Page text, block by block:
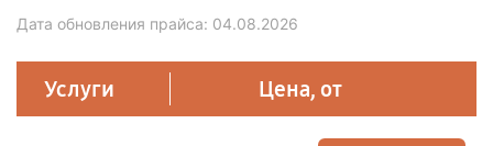
Дата обновления прайса: 04.08.2026
Услуги Цена, от